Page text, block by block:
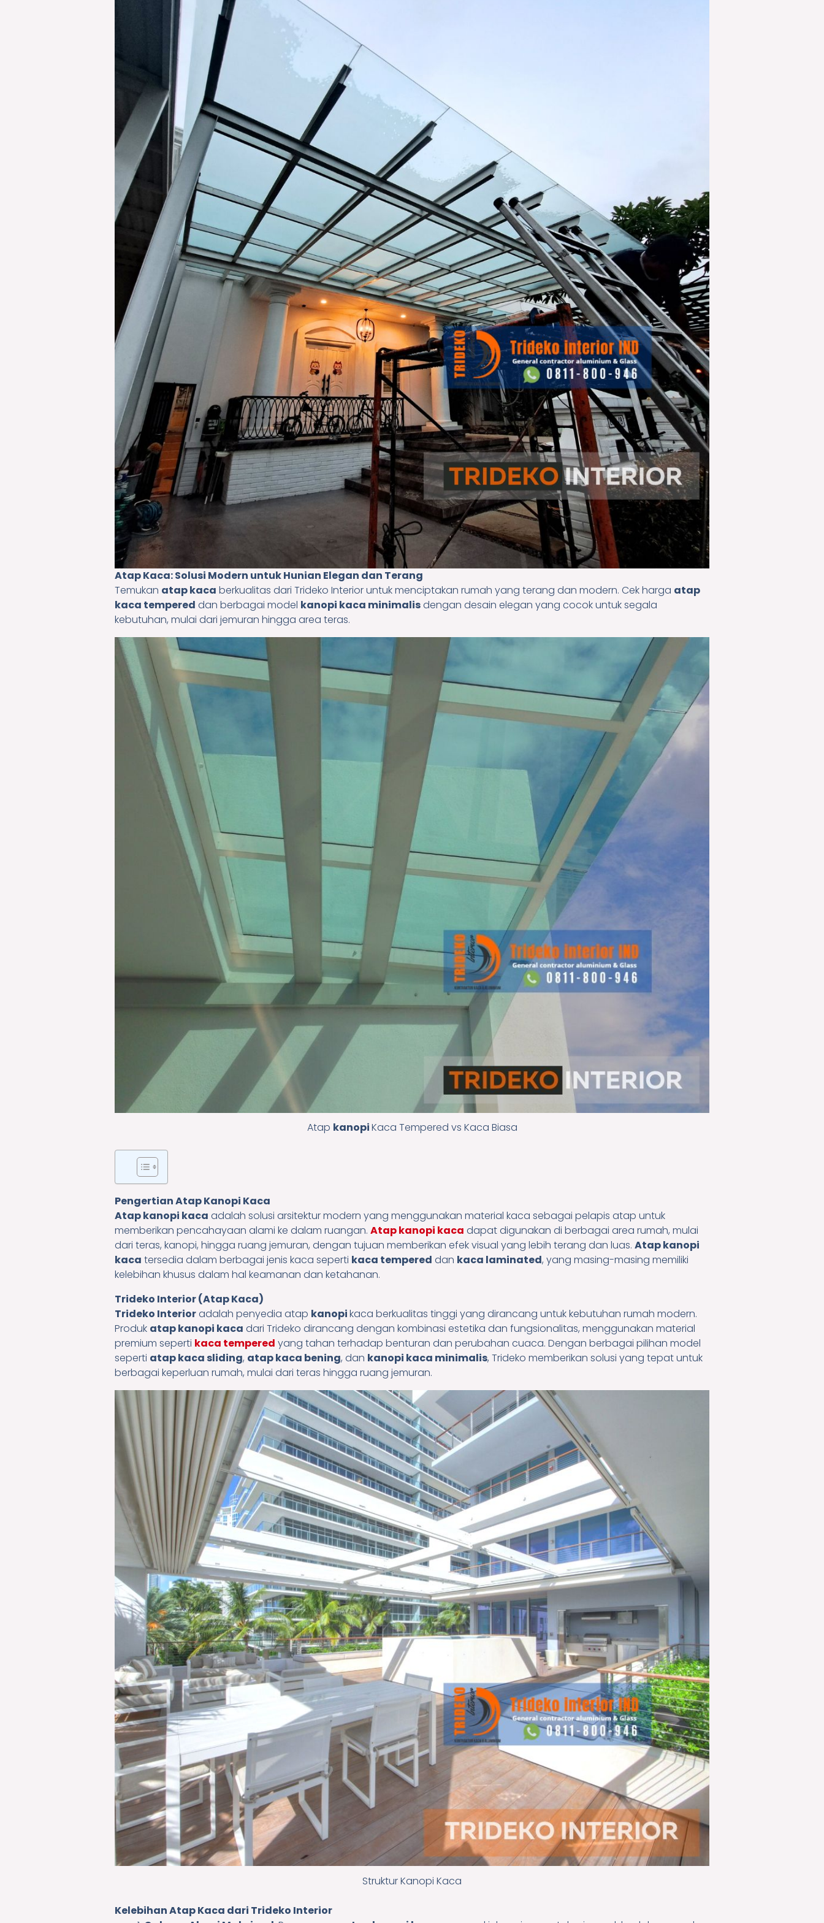
Atap Kaca: Solusi Modern untuk Hunian Elegan dan Terang
Temukan atap kaca berkualitas dari Trideko Interior untuk menciptakan rumah yang terang dan modern. Cek harga atap
kaca tempered dan berbagai model kanopi kaca minimalisdengan desain elegan yang cocok untuk segala
kebutuhan, mulai dari jemuran hingga area teras.
Atap kanopiKaca Tempered vs Kaca Biasa
Pengertian Atap Kanopi Kaca
Atap kanopi kaca adalah solusi arsitektur modern yang menggunakan material kaca sebagai pelapis atap untuk
memberikan pencahayaan alami ke dalam ruangan. Atap kanopi kaca dapat digunakan di berbagai area rumah, mulai
dari teras, kanopi, hingga ruang jemuran, dengan tujuan memberikan efek visual yang lebih terang dan luas. Atap kanopi
kaca tersedia dalam berbagai jenis kaca seperti kaca tempered dan kaca laminated, yang masing-masing memiliki
kelebihan khusus dalam hal keamanan dan ketahanan.
Trideko Interior (Atap Kaca)
Trideko Interioradalah penyedia atap kanopikaca berkualitas tinggi yang dirancang untuk kebutuhan rumah modern.
Produk atap kanopi kaca dari Trideko dirancang dengan kombinasi estetika dan fungsionalitas, menggunakan material
premium seperti kaca tempered yang tahan terhadap benturan dan perubahan cuaca. Dengan berbagai pilihan model
seperti atap kaca sliding, atap kaca bening, dan kanopi kaca minimalis, Trideko memberikan solusi yang tepat untuk
berbagai keperluan rumah, mulai dari teras hingga ruang jemuran.
Struktur Kanopi Kaca
Kelebihan Atap Kaca dari Trideko Interior